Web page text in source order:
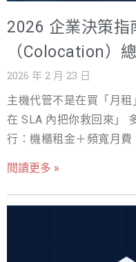
2026 企業決策指
（Colocation）
明化與風險控制框
2026 年 2 月 23 日
主機代管不是在買「月
在 SLA 內把你救回來」
行：機櫃租金＋頻寬月費
代，kW 才是硬通貨）
能力」（不是口頭保證
基礎設施早就不是後勤
閱讀更多 »